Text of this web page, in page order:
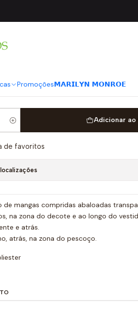
Promoções𝗠𝗔𝗥𝗜𝗟𝗬𝗡 𝗠𝗢𝗡𝗥𝗢𝗘
Já conhece os
Adicionar ao
de favoritos
mangas compridas abaloadas
na zona do decote e ao longo do
e atrás.
atrás, na zona do pescoço.